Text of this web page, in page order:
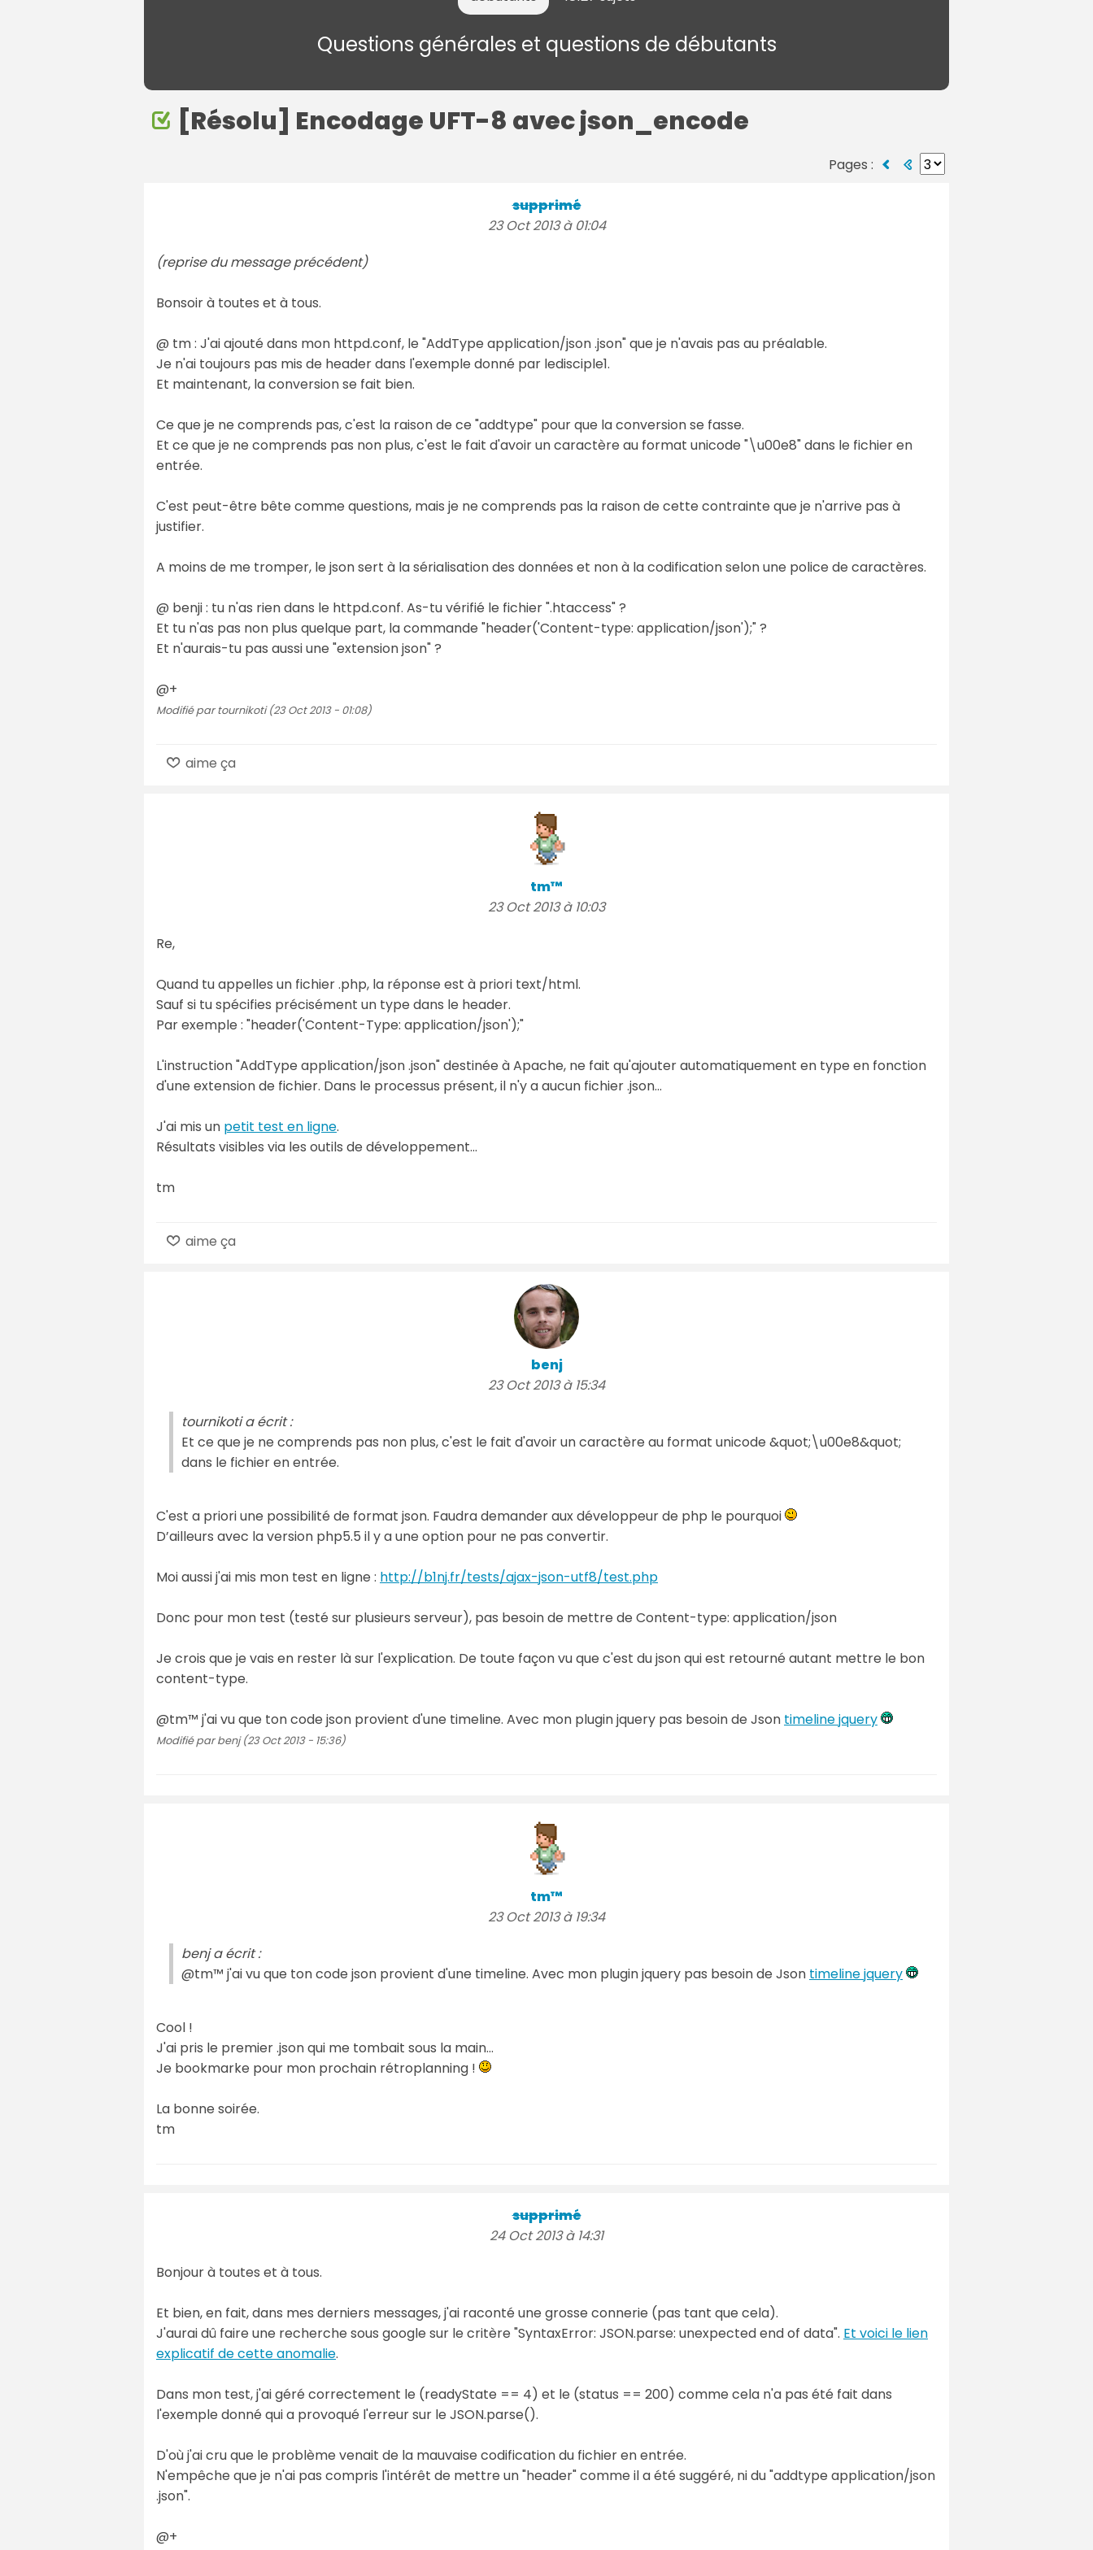
Questions générales et questions de débutants
[Résolu] Encodage UFT-8 avec json_encode
Pages :
supprimé
23 Oct 2013 à 01:04
(reprise du message précédent)
Bonsoir à toutes et à tous.
@ tm : J'ai ajouté dans mon httpd.conf, le "AddType application/json .json" que je n'avais pas au préalable.
Je n'ai toujours pas mis de header dans l'exemple donné par ledisciple1.
Et maintenant, la conversion se fait bien.
Ce que je ne comprends pas, c'est la raison de ce "addtype" pour que la conversion se fasse.
Et ce que je ne comprends pas non plus, c'est le fait d'avoir un caractère au format unicode "\u00e8" dans le fichier en
entrée.
C'est peut-être bête comme questions, mais je ne comprends pas la raison de cette contrainte que je n'arrive pas à
justifier.
A moins de me tromper, le json sert à la sérialisation des données et non à la codification selon une police de caractères.
@ benji : tu n'as rien dans le httpd.conf. As-tu vérifié le fichier ".htaccess" ?
Et tu n'as pas non plus quelque part, la commande "header('Content-type: application/json');" ?
Et n'aurais-tu pas aussi une "extension json" ?
@+
Modifié par tournikoti (23 Oct 2013 - 01:08)
aime ça
tm™
23 Oct 2013 à 10:03
Re,
Quand tu appelles un fichier .php, la réponse est à priori text/html.
Sauf si tu spécifies précisément un type dans le header.
Par exemple : "header('Content-Type: application/json');"
L'instruction "AddType application/json .json" destinée à Apache, ne fait qu'ajouter automatiquement en type en fonction
d'une extension de fichier. Dans le processus présent, il n'y a aucun fichier .json...
J'ai mis un petit test en ligne.
Résultats visibles via les outils de développement...
tm
aime ça
benj
23 Oct 2013 à 15:34
tournikoti a écrit :
Et ce que je ne comprends pas non plus, c'est le fait d'avoir un caractère au format unicode &quot;\u00e8&quot;
dans le fichier en entrée.
C'est a priori une possibilité de format json. Faudra demander aux développeur de php le pourquoi
D’ailleurs avec la version php5.5 il y a une option pour ne pas convertir.
Moi aussi j'ai mis mon test en ligne : http://b1nj.fr/tests/ajax-json-utf8/test.php
Donc pour mon test (testé sur plusieurs serveur), pas besoin de mettre de Content-type: application/json
Je crois que je vais en rester là sur l'explication. De toute façon vu que c'est du json qui est retourné autant mettre le bon
content-type.
@tm™ j'ai vu que ton code json provient d'une timeline. Avec mon plugin jquery pas besoin de Json timeline jquery
Modifié par benj (23 Oct 2013 - 15:36)
tm™
23 Oct 2013 à 19:34
benj a écrit :
@tm™ j'ai vu que ton code json provient d'une timeline. Avec mon plugin jquery pas besoin de Json timeline jquery
Cool !
J'ai pris le premier .json qui me tombait sous la main...
Je bookmarke pour mon prochain rétroplanning !
La bonne soirée.
tm
supprimé
24 Oct 2013 à 14:31
Bonjour à toutes et à tous.
Et bien, en fait, dans mes derniers messages, j'ai raconté une grosse connerie (pas tant que cela).
J'aurai dû faire une recherche sous google sur le critère "SyntaxError: JSON.parse: unexpected end of data". Et voici le lien
explicatif de cette anomalie.
Dans mon test, j'ai géré correctement le (readyState == 4) et le (status == 200) comme cela n'a pas été fait dans
l'exemple donné qui a provoqué l'erreur sur le JSON.parse().
D'où j'ai cru que le problème venait de la mauvaise codification du fichier en entrée.
N'empêche que je n'ai pas compris l'intérêt de mettre un "header" comme il a été suggéré, ni du "addtype application/json
.json".
@+